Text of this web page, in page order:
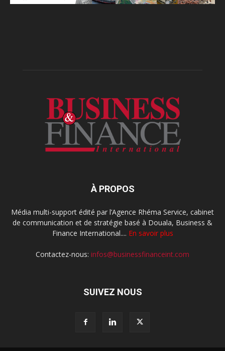
À PROPOS
Média multi-support édité par l’Agence Rhéma Service, cabinet
de communication et de stratégie basé à Douala, Business &
Finance International.... En savoir plus
Contactez-nous: infos@businessfinanceint.com
SUIVEZ NOUS